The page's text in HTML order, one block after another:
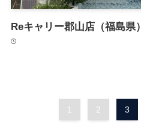
Reキャリー郡山店（福島県）
1 2 3